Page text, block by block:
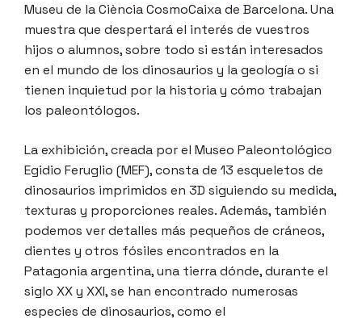
Museu de la Ciència CosmoCaixa de Barcelona. Una
muestra que despertará el interés de vuestros
hijos o alumnos, sobre todo si están interesados
en el mundo de los dinosaurios y la geología o si
tienen inquietud por la historia y cómo trabajan
los paleontólogos.
La exhibición, creada por el Museo Paleontológico
Egidio Feruglio (MEF), consta de 13 esqueletos de
dinosaurios imprimidos en 3D siguiendo su medida,
texturas y proporciones reales. Además, también
podemos ver detalles más pequeños de cráneos,
dientes y otros fósiles encontrados en la
Patagonia argentina, una tierra dónde, durante el
siglo XX y XXI, se han encontrado numerosas
especies de dinosaurios, como el